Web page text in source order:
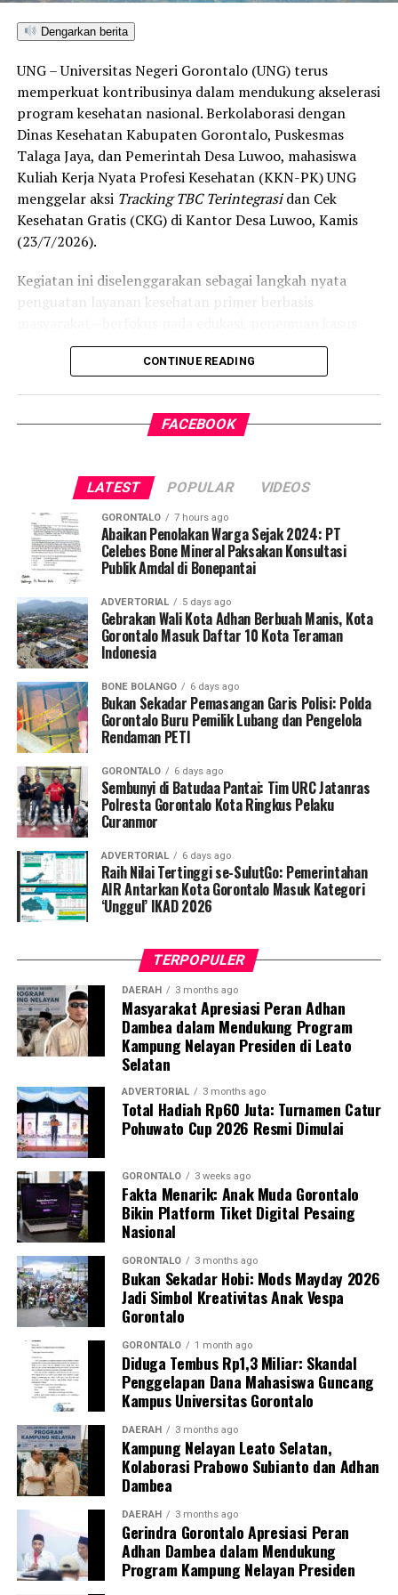
tertinggi di kawasan SulutGo sebagaimana dipaparkan
dalam Rakorwil TPAKD,” ungkap Wawali Indra Gobel
usai kegiatan.
Indra menambahkan, skor IKAD ini membuktikan bahwa
tingkat keterjangkauan, pemanfaatan, serta inklusivitas
layanan keuangan bagi masyarakat di Kota Gorontalo
berada di posisi terdepan.
menjadi indikator kuat atas keberhasilan pemerintah
daerah dalam mendorong masyarakat agar makin
fasilitas jasa keuangan yang berkelanjutan.
Dengarkan berita
UNG – Universitas Negeri Gorontalo (UNG) terus
memperkuat kontribusinya dalam mendukung akselerasi
program kesehatan nasional. Berkolaborasi dengan
Dinas Kesehatan Kabupaten Gorontalo, Puskesmas
Talaga Jaya, dan Pemerintah Desa Luwoo, mahasiswa
Kuliah Kerja Nyata Profesi Kesehatan (KKN-PK) UNG
menggelar aksi Tracking TBC Terintegrasidan Cek
Kesehatan Gratis (CKG) di Kantor Desa Luwoo, Kamis
(23/7/2026).
Kegiatan ini diselenggarakan sebagai langkah nyata
penguatan layanan kesehatan primer berbasis
case finding), deteksi dini, serta pemutusan rantai
penularan tuberkulosis (TBC) yang masih menjadi salah
Pelaksanaan program ini didampingi secara langsung
M.Kes., dr. Siti Rakhmatia P. Th. Kum, M.Biomed., Ns. Nur
Ayun R. Yusuf, S.Kep., M.Kep., dan Ns. Sartika, S.Kep.,
M.Kep. Pendampingan akademis ini memastikan seluruh
alur intervensi medis dan edukasi berjalan sesuai standar
prosedur operasional.
Koordinator Desa KKN-PK UNG Desa Luwoo, Taufik
Mohamad Nur, menyampaikan bahwa selain mengawal
teknis pelayanan medis, mahasiswa bertindak sebagai
edukator kesehatan masyarakat.
Penyuluhan difokuskan pada pemahaman mekanisme
penularan, pengenalan gejala awal, pentingnya
hingga tuntas, serta pengikisan stigma negatif terhadap
penyintas TBC di lingkungan warga.
“Literasi kesehatan warga adalah fondasi utama dalam
memutus rantai penularan TBC. Kami berupaya
menyampaikan edukasi yang persuasif dan mudah
dipahami agar warga tidak ragu melakukan pemeriksaan
apabila mengalami gejala batuk berkepanjangan,”
Selain skrining TBC, mahasiswa turut mendampingi
nakes Puskesmas Talaga Jaya dalam memberikan
pelayanan Cek Kesehatan Gratis (CKG), meliputi
pengukuran tekanan darah, cek kadar gula darah, dan
penapisan faktor risiko penyakit tidak menular (PTM)
sebagai upaya promotif-preventif.
Perwakilan DPL KKN-PK, Dr. dr. Vivien Novarina A.
Kasim, M.Kes., menegaskan bahwa keterlibatan
mahasiswa merupakan bentuk perwujudan Tri Dharma
Perguruan Tinggi dalam mengawal transformasi
layanan kesehatan primer.
“Kehadiran mahasiswa mempercepat jangkauan skema
active case findingTBC yang dicanangkan pemerintah.
Sinergi multisektor antara perguruan tinggi, dinas
kesehatan, puskesmas, dan pemerintah desa seperti
inilah yang menjadi kunci sukses pembentukan
masyarakat sadar sehat,” jelas Dr. Vivien.
Masyarakat Desa Luwoo menyambut antusias agenda
terpadu ini. Ratusan warga memanfaatkan layanan
pemeriksaan kesehatan gratis sekaligus berkonsultasi
mengenai pola hidup bersih dan sehat (PHBS)
pencegahan tuberkulosis.
CONTINUE READING
FACEBOOK
LATEST POPULAR VIDEOS
GORONTALO 7 hours ago
Abaikan Penolakan Warga Sejak 2024: PT
Celebes Bone Mineral Paksakan Konsultasi
Publik Amdal di Bonepantai
ADVERTORIAL 5 days ago
Gebrakan Wali Kota Adhan Berbuah Manis, Kota
Gorontalo Masuk Daftar 10 Kota Teraman
Indonesia
BONE BOLANGO 6 days ago
Bukan Sekadar Pemasangan Garis Polisi: Polda
Gorontalo Buru Pemilik Lubang dan Pengelola
Rendaman PETI
GORONTALO 6 days ago
Sembunyi di Batudaa Pantai: Tim URC Jatanras
Polresta Gorontalo Kota Ringkus Pelaku
Curanmor
ADVERTORIAL 6 days ago
Raih Nilai Tertinggi se-SulutGo: Pemerintahan
AIR Antarkan Kota Gorontalo Masuk Kategori
‘Unggul’ IKAD 2026
TERPOPULER
DAERAH 3 months ago
Masyarakat Apresiasi Peran Adhan
Dambea dalam Mendukung Program
Kampung Nelayan Presiden di Leato
Selatan
ADVERTORIAL 3 months ago
Total Hadiah Rp60 Juta: Turnamen Catur
Pohuwato Cup 2026 Resmi Dimulai
GORONTALO 3 weeks ago
Fakta Menarik: Anak Muda Gorontalo
Bikin Platform Tiket Digital Pesaing
Nasional
GORONTALO 3 months ago
Bukan Sekadar Hobi: Mods Mayday 2026
Jadi Simbol Kreativitas Anak Vespa
Gorontalo
GORONTALO 1 month ago
Diduga Tembus Rp1,3 Miliar: Skandal
Penggelapan Dana Mahasiswa Guncang
Kampus Universitas Gorontalo
DAERAH 3 months ago
Kampung Nelayan Leato Selatan,
Kolaborasi Prabowo Subianto dan Adhan
Dambea
DAERAH 3 months ago
Gerindra Gorontalo Apresiasi Peran
Adhan Dambea dalam Mendukung
Program Kampung Nelayan Presiden